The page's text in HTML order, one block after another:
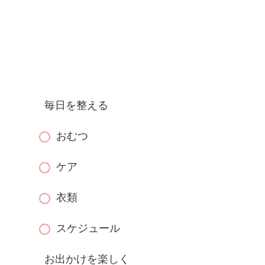
毎日を整える
おむつ
ケア
衣類
スケジュール
お出かけを楽しく